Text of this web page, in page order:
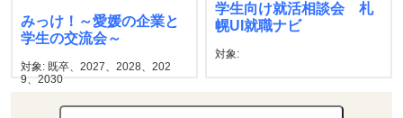
みっけ！～愛媛の企業と
学生の交流会～
対象: 既卒、2027、2028、202
9、2030
学生向け就活相談会 札
幌UI就職ナビ
対象: